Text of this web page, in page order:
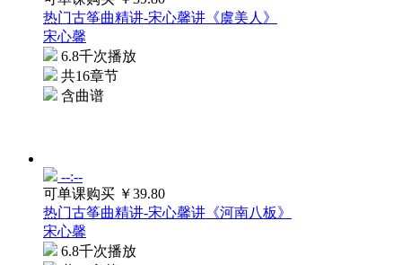
热门古筝曲精讲-宋心馨讲《虞美人》
宋心馨
6.8千次播放
共16章节
含曲谱
--:--
可单课购买 ￥39.80
热门古筝曲精讲-宋心馨讲《河南八板》
宋心馨
6.8千次播放